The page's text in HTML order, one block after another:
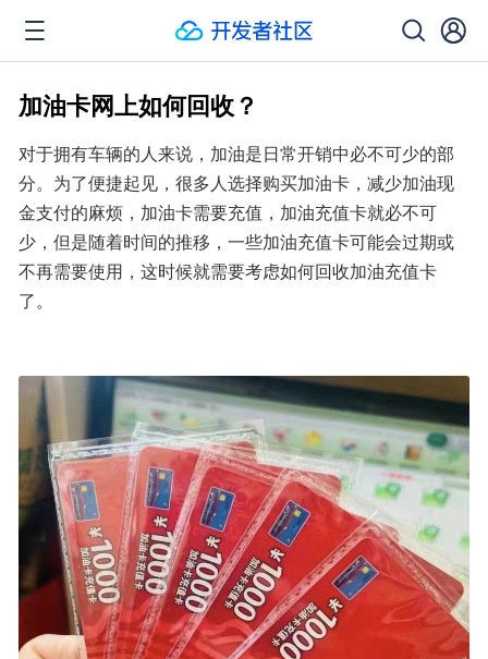
加油卡网上如何回收？
对于拥有车辆的人来说，加油是日常开销中必不可少的部
分。为了便捷起见，很多人选择购买加油卡，减少加油现
金支付的麻烦，加油卡需要充值，加油充值卡就必不可
少，但是随着时间的推移，一些加油充值卡可能会过期或
不再需要使用，这时候就需要考虑如何回收加油充值卡
了。